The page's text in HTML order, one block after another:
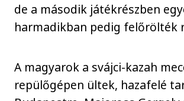
de a második játékrészben
harmadikban pedig felőrölték
A magyarok a svájci-kazah
repülőgépen ültek, hazafelé